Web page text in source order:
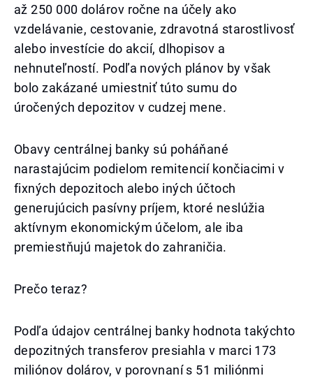
až 250 000 dolárov ročne na účely ako
vzdelávanie, cestovanie, zdravotná starostlivosť
alebo investície do akcií, dlhopisov a
nehnuteľností. Podľa nových plánov by však
bolo zakázané umiestniť túto sumu do
úročených depozitov v cudzej mene.
Obavy centrálnej banky sú poháňané
narastajúcim podielom remitencií končiacimi v
fixných depozitoch alebo iných účtoch
generujúcich pasívny príjem, ktoré neslúžia
aktívnym ekonomickým účelom, ale iba
premiestňujú majetok do zahraničia.
Prečo teraz?
Podľa údajov centrálnej banky hodnota takýchto
depozitných transferov presiahla v marci 173
miliónov dolárov, v porovnaní s 51 miliónmi